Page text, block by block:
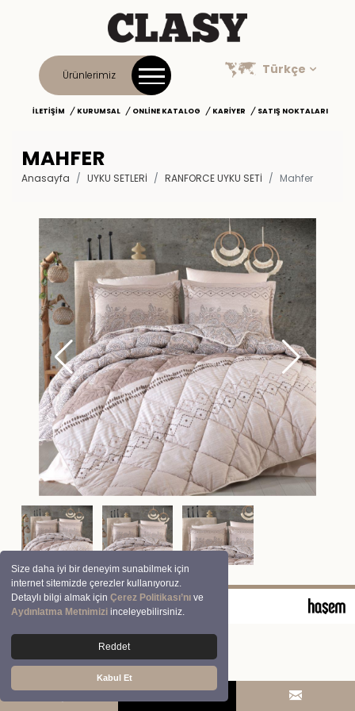
Size daha iyi bir deneyim sunabilmek için
internet sitemizde çerezler kullanıyoruz.
Detaylı bilgi almak içinÇerez Politikası’nı ve
Aydınlatma Metnimizi inceleyebilirsiniz.
Reddet
Kabul Et
Ürünlerimiz Türkçe
İLETIŞIM KURUMSAL ONLINE KATALOG KARIYER SATIŞ NOKTALARI
MAHFER
Anasayfa UYKU SETLERİ RANFORCE UYKU SETI Mahfer
© 2026 Clasy | Aran Tekstil San. ve Tic. A.Ş.